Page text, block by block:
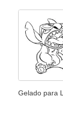
Gelado para